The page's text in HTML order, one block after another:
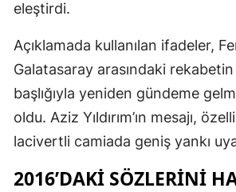
eleştirdi.
Açıklamada kullanılan ifadeler,
Galatasaray arasındaki
başlığıyla yeniden gündeme
oldu. Aziz Yıldırım’ın mesajı,
lacivertli camiada geniş yankı
2016’DAKI SÖZLERINI